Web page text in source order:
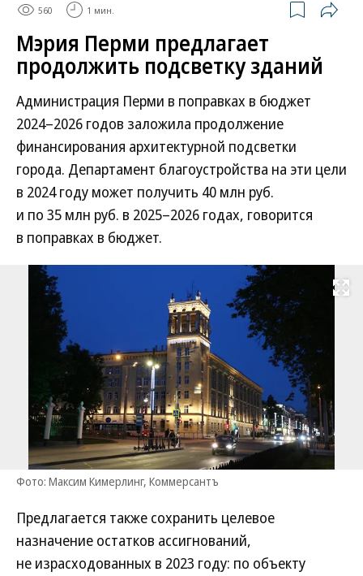
560 1 мин.
Мэрия Перми предлагает
продолжить подсветку зданий
Администрация Перми в поправках в бюджет
2024–2026 годов заложила продолжение
финансирования архитектурной подсветки
города. Департамент благоустройства на эти цели
в 2024 году может получить 40 млн руб.
и по 35 млн руб. в 2025–2026 годах, говорится
в поправках в бюджет.
Развернуть
Фото: Максим Кимерлинг, Коммерсантъ
Предлагается также сохранить целевое
назначение остатков ассигнований,
не израсходованных в 2023 году: по объекту